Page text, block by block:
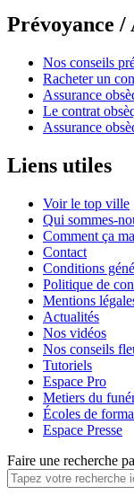
Prévoyance /
Nos conseils
Racheter un
Assurance
Le contrat
Assurance
Liens utiles
Voir le top ville
Qui sommes-
Comment ça
Contact
Conditions
Politique de
Mentions
Actualités
Nos vidéos
Nos conseils
Tutoriels
Espace Pro
Metiers du
Écoles de
Espace Presse
Faire une recherche